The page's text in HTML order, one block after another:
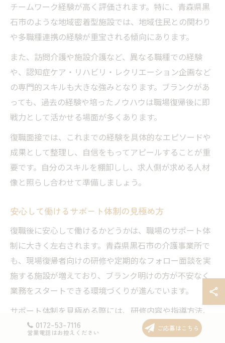
チームワーク経験が高く評価されます。特に、青森県黒
石市のような地域密着型施設では、地域住民との関わり
や多職種連携の経験が重宝される傾向にあります。
また、訪問介護や施設介護など、異なる職種での経験
や、認知症ケア・リハビリ・レクリエーション企画など
の専門的スキルも大きな強みとなります。ブランクがあ
っても、過去の経験や培ったノウハウは職場復帰後に即
戦力として活かせる場面が多くあります。
復職面接では、これまでの経験を具体的なエピソードや
成果として整理し、自信をもってアピールすることが重
要です。自分のスキルを棚卸しし、求人側が求める人材
像と照らし合わせて準備しましょう。
安心して働けるサポート体制の見極め方
復職後に安心して働けるかどうかは、職場のサポート体
制に大きく左右されます。青森県黒石市の介護事業所で
も、現場復帰者向けの研修や定期的なフォロー面談を実
施する施設が増えており、ブランク明けの方が不安なく
業務をスタートできる環境づくりが進んでいます。
サポート体制を見極める際には、研修内容や指導方法、
OJT（現場指導）の有無、先輩職員によるメンタルケ
0172-53-7116
営業電話はお控えください
ご応募はこちら